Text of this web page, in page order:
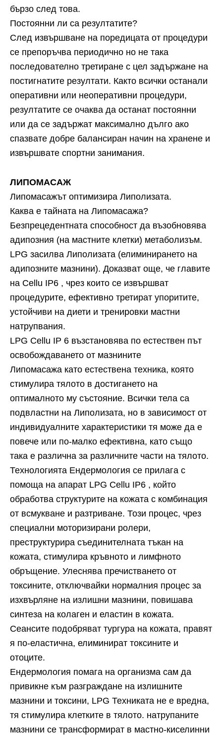
бързо след това.
Постоянни ли са резултатите?
След извършване на поредицата от процедури
се препоръчва периодично но не така
последователно третиране с цел задържане на
постигнатите резултати. Както всички останали
оперативни или неоперативни процедури,
резултатите се очаква да останат постоянни
или да се задържат максимално дълго ако
спазвате добре балансиран начин на хранене и
извършвате спортни занимания.
ЛИПОМАСАЖ
Липомасажът оптимизира Липолизата.
Каква е тайната на Липомасажа?
Безпрецедентната способност да възобновява
адипозния (на мастните клетки) метаболизъм.
LPG засилва Липолизата (елиминирането на
адипозните мазнини). Доказват още, че главите
на Cellu IP6 , чрез които се извършват
процедурите, ефективно третират упоритите,
устойчиви на диети и тренировки мастни
натрупвания.
LPG Cellu IP 6 възстановява по естествен път
освобождаването от мазнините
Липомасажа като естествена техника, която
стимулира тялото в достигането на
оптималното му състояние. Всички тела са
подвластни на Липолизата, но в зависимост от
индивидуалните характеристики тя може да е
повече или по-малко ефективна, като също
така е различна за различните части на тялото.
Технологията Ендермология се прилага с
помоща на апарат LPG Cellu IP6 , който
обработва структурите на кожата с комбинация
от всмукване и разтриване. Този процес, чрез
специални моторизирани ролери,
преструктурира съединителната тъкан на
кожата, стимулира кръвното и лимфното
обръщение. Улеснява пречистването от
токсините, отключвайки нормалния процес за
изхвърляне на излишни мазнини, повишава
синтеза на колаген и еластин в кожата.
Сеансите подобряват тургура на кожата, правят
я по-еластична, елиминират токсините и
отоците.
Ендермология помага на организма сам да
привикне към разграждане на излишните
мазнини и токсини, LPG Техниката не е вредна,
тя стимулира клетките в тялото. натрупаните
мазнини се трансформират в мастно-киселинни